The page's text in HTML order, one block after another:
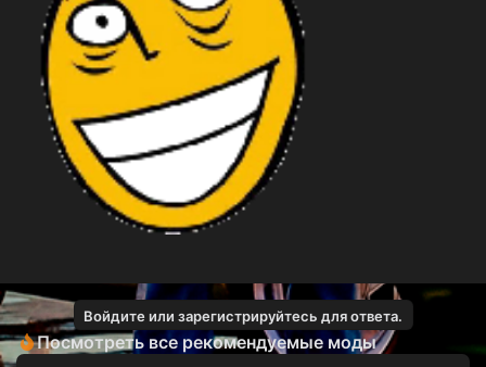
Войдите или зарегистрируйтесь для ответа.
Посмотреть все рекомендуемые моды